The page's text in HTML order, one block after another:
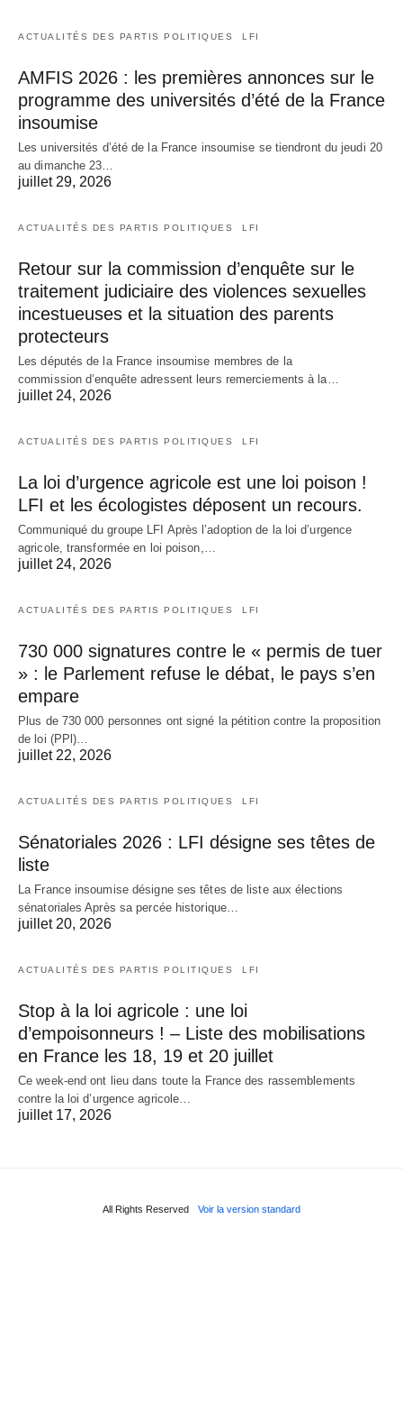
ACTUALITÉS DES PARTIS POLITIQUES LFI
AMFIS 2026 : les premières annonces sur le
programme des universités d’été de la France
insoumise
Les universités d’été de la France insoumise se tiendront du jeudi 20
au dimanche 23…
juillet 29, 2026
ACTUALITÉS DES PARTIS POLITIQUES LFI
Retour sur la commission d’enquête sur le
traitement judiciaire des violences sexuelles
incestueuses et la situation des parents
protecteurs
Les députés de la France insoumise membres de la
commission d’enquête adressent leurs remerciements à la…
juillet 24, 2026
ACTUALITÉS DES PARTIS POLITIQUES LFI
La loi d’urgence agricole est une loi poison !
LFI et les écologistes déposent un recours.
Communiqué du groupe LFI Après l’adoption de la loi d’urgence
agricole, transformée en loi poison,…
juillet 24, 2026
ACTUALITÉS DES PARTIS POLITIQUES LFI
730 000 signatures contre le « permis de tuer
» : le Parlement refuse le débat, le pays s’en
empare
Plus de 730 000 personnes ont signé la pétition contre la proposition
de loi (PPl)…
juillet 22, 2026
ACTUALITÉS DES PARTIS POLITIQUES LFI
Sénatoriales 2026 : LFI désigne ses têtes de
liste
La France insoumise désigne ses têtes de liste aux élections
sénatoriales Après sa percée historique…
juillet 20, 2026
ACTUALITÉS DES PARTIS POLITIQUES LFI
Stop à la loi agricole : une loi
d’empoisonneurs ! – Liste des mobilisations
en France les 18, 19 et 20 juillet
Ce week-end ont lieu dans toute la France des rassemblements
contre la loi d’urgence agricole…
juillet 17, 2026
All Rights Reserved Voir la version standard